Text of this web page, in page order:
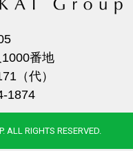
番地
（代）
1874
RIGHTS RESERVED.